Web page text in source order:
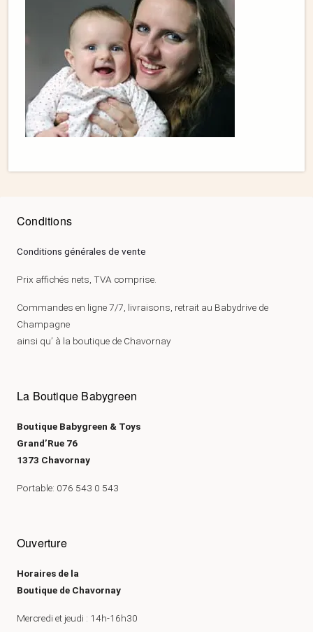
Conditions
Conditions générales de vente
Prix affichés nets, TVA comprise.
Commandes en ligne 7/7, livraisons, retrait au Babydrive de
Champagne
ainsi qu’ à la boutique de Chavornay
La Boutique Babygreen
Boutique Babygreen & Toys
Grand’Rue 76
1373 Chavornay
Portable: 076 543 0 543
Ouverture
Horaires de la
Boutique de Chavornay
Mercredi et jeudi : 14h-16h30